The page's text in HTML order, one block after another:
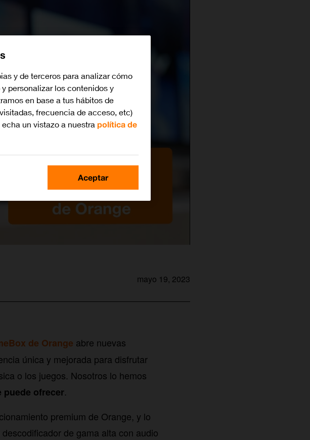
mayo 19, 2023
de Orange abre nuevas
única y mejorada para disfrutar
o los juegos. Nosotros lo hemos
puede ofrecer.
premium de Orange, y lo
de gama alta con audio
y de terceros para analizar cómo
personalizar los contenidos y
en base a tus hábitos de
frecuencia de acceso, etc)
un vistazo a nuestra política de
Aceptar